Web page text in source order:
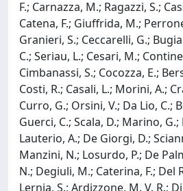
F.; Carnazza, M.; Ragazzi, S.;
Catena, F.; Giuffrida, M.;
Granieri, S.; Ceccarelli, G.;
C.; Seriau, L.; Cesari, M.;
Cimbanassi, S.; Cocozza, E.;
Costi, R.; Casali, L.; Morini, A.;
Curro, G.; Orsini, V.; Da Lio, C.;
Guerci, C.; Scala, D.; Marino, G.;
Lauterio, A.; De Giorgi, D.;
Manzini, N.; Losurdo, P.; De
N.; Degiuli, M.; Caterina, F.; Del
Lernia, S.; Ardizzone, M. V. R.;